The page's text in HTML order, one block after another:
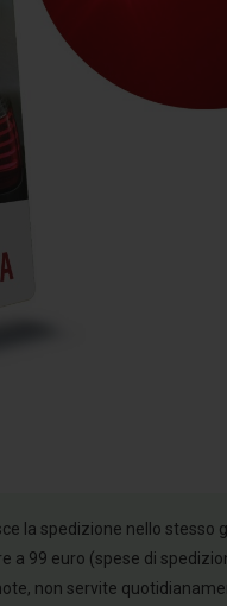
la spedizione nello stesso
a 99 euro (spese di
non servite